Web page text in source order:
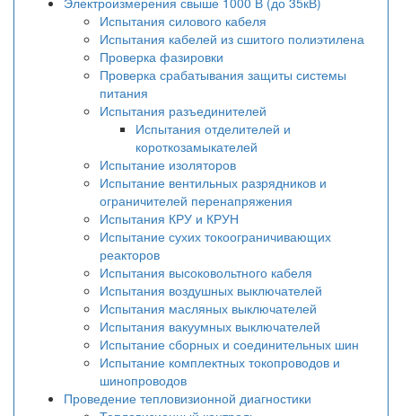
Испытания силового кабеля
Испытания кабелей из сшитого полиэтилена
Проверка фазировки
Проверка срабатывания защиты системы
питания
Испытания разъединителей
Испытания отделителей и
короткозамыкателей
Испытание изоляторов
Испытание вентильных разрядников и
ограничителей перенапряжения
Испытания КРУ и КРУН
Испытание сухих токоограничивающих
реакторов
Испытания высоковольтного кабеля
Испытания воздушных выключателей
Испытания масляных выключателей
Испытания вакуумных выключателей
Испытание сборных и соединительных шин
Испытание комплектных токопроводов и
шинопроводов
Проведение тепловизионной диагностики